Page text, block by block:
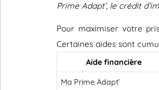
Prime Adapt’, le crédit
Pour maximiser votre
Certaines aides sont
Aide financière
Ma Prime Adapt’